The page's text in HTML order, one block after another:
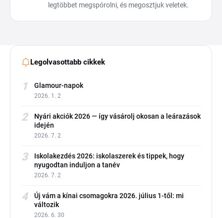
legtöbbet megspórolni, és megosztjuk veletek.
Legolvasottabb cikkek
1 Glamour-napok
2026. 1. 2
2
Nyári akciók 2026 — így vásárolj okosan a leárazások
idején
2026. 7. 2
3
Iskolakezdés 2026: iskolaszerek és tippek, hogy
nyugodtan induljon a tanév
2026. 7. 2
4
Új vám a kínai csomagokra 2026. július 1-től: mi
változik
2026. 6. 30